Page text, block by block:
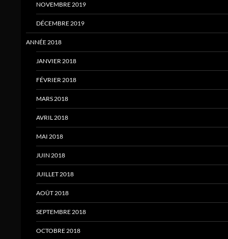
NOVEMBRE 2019
DÉCEMBRE 2019
ANNÉE 2018
JANVIER 2018
FÉVRIER 2018
MARS 2018
AVRIL 2018
MAI 2018
JUIN 2018
JUILLET 2018
AOÛT 2018
SEPTEMBRE 2018
OCTOBRE 2018